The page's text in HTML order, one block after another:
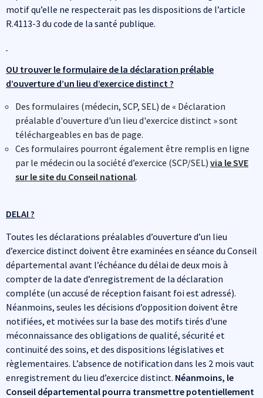
motif qu’elle ne respecterait pas les dispositions de l’article
R.4113-3 du code de la santé publique.
OU trouver le formulaire de la déclaration prélable
d’ouverture d’un lieu d’exercice distinct ?
Des formulaires (médecin, SCP, SEL) de « Déclaration
préalable d'ouverture d'un lieu d'exercice distinct » sont
téléchargeables en bas de page.
Ces formulaires pourront également être remplis en ligne
par le médecin ou la société d’exercice (SCP/SEL) via le SVE
sur le site du Conseil national.
DELAI ?
Toutes les déclarations préalables d’ouverture d’un lieu
d’exercice distinct doivent être examinées en séance du Conseil
départemental avant l’échéance du délai de deux mois à
compter de la date d’enregistrement de la déclaration
compléte (un accusé de réception faisant foi est adressé).
Néanmoins, seules les décisions d’opposition doivent être
notifiées, et motivées sur la base des motifs tirés d'une
méconnaissance des obligations de qualité, sécurité et
continuité des soins, et des dispositions législatives et
règlementaires. L’absence de notification dans les 2 mois vaut
enregistrement du lieu d’exercice distinct. Néanmoins, le
Conseil départemental pourra transmettre potentiellement